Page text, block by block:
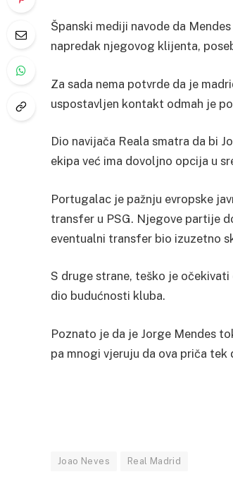
Španski mediji navode da
napredak njegovog klijenta,
Za sada nema potvrde da je
uspostavljen kontakt odmah je
Dio navijača Reala smatra da bi
ekipa već ima dovoljno opcija u
Portugalac je pažnju evropske
transfer u PSG. Njegove partije
eventualni transfer bio izuzetno
S druge strane, teško je
dio budućnosti kluba.
Poznato je da je Jorge Mendes
pa mnogi vjeruju da ova priča
Joao Neves Real Madrid